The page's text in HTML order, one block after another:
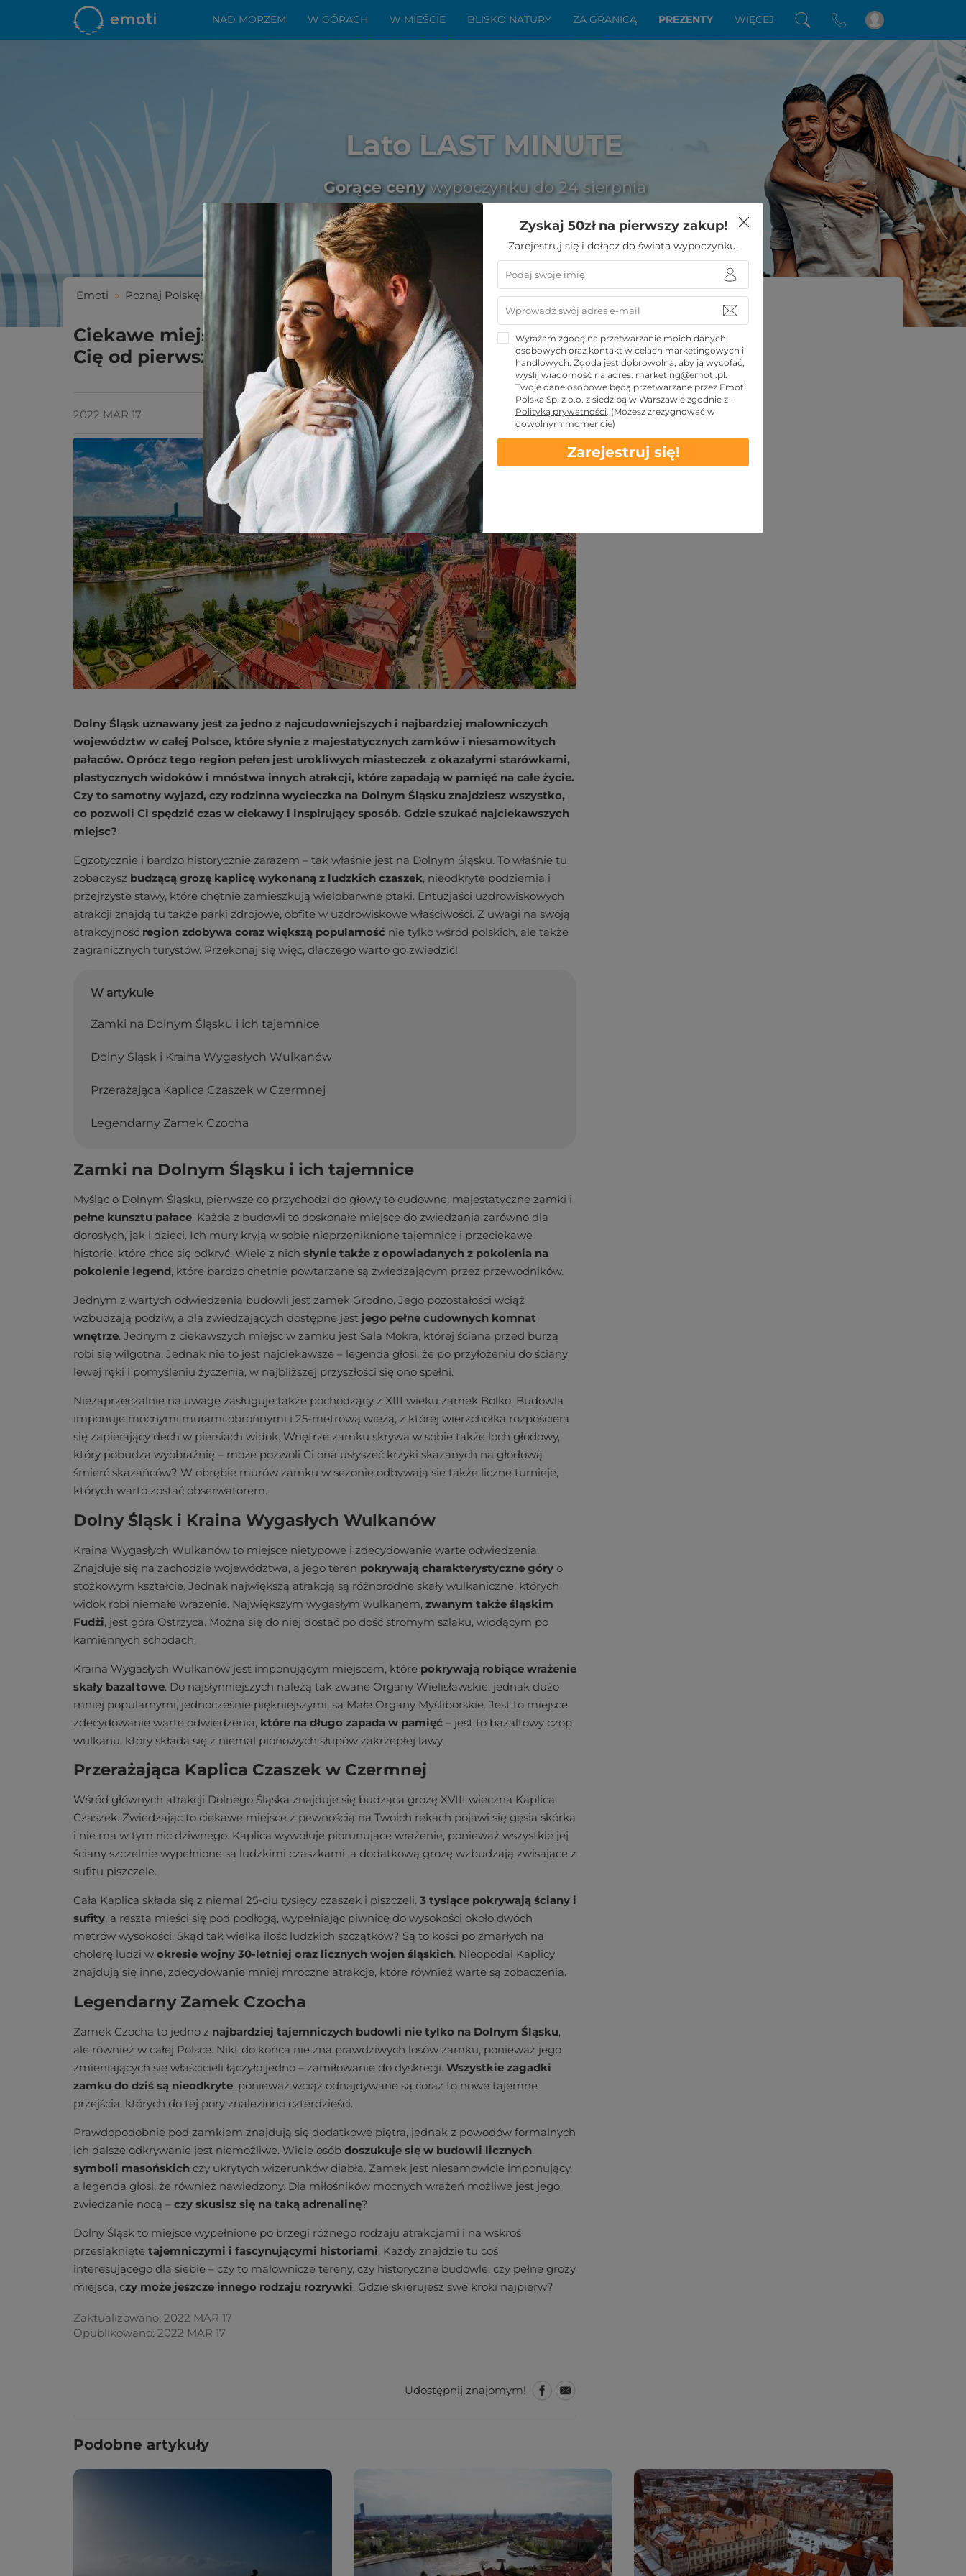
NAD MORZEM W GÓRACH W MIEŚCIE BLISKO NATURY ZA GRANICĄ PREZENTY WIĘCEJ
Lato LAST MINUTE
Gorące cenywypoczynku do 24 sierpnia
Emoti » Poznaj Polskę! Poznaj Dolny Śląsk i jego zachwycające tajemnice
Ciekawe miejsca na Dolnym Śląsku, które zachwycą
Cię od pierwszego wejrzenia
2022 MAR 17 Udostępnij znajomym!
TOP oferty
Dolny Śląsk uznawany jest za jedno z najcudowniejszych i najbardziej malowniczych
województw w całej Polsce, które słynie z majestatycznych zamków i niesamowitych
pałaców. Oprócz tego region pełen jest urokliwych miasteczek z okazałymi starówkami,
plastycznych widoków i mnóstwa innych atrakcji, które zapadają w pamięć na całe życie.
Czy to samotny wyjazd, czy rodzinna wycieczka na Dolnym Śląsku znajdziesz wszystko,
co pozwoli Ci spędzić czas w ciekawy i inspirujący sposób. Gdzie szukać najciekawszych
miejsc?
Egzotycznie i bardzo historycznie zarazem – tak właśnie jest na Dolnym Śląsku. To właśnie tu
zobaczysz budzącą grozę kaplicę wykonaną z ludzkich czaszek, nieodkryte podziemia i
przejrzyste stawy, które chętnie zamieszkują wielobarwne ptaki. Entuzjaści uzdrowiskowych
atrakcji znajdą tu także parki zdrojowe, obfite w uzdrowiskowe właściwości. Z uwagi na swoją
atrakcyjność region zdobywa coraz większą popularność nie tylko wśród polskich, ale także
zagranicznych turystów. Przekonaj się więc, dlaczego warto go zwiedzić!
W artykule
Zamki na Dolnym Śląsku i ich tajemnice
Dolny Śląsk i Kraina Wygasłych Wulkanów
Przerażająca Kaplica Czaszek w Czermnej
Legendarny Zamek Czocha
Zamki na Dolnym Śląsku i ich tajemnice
Myśląc o Dolnym Śląsku, pierwsze co przychodzi do głowy to cudowne, majestatyczne zamki i
pełne kunsztu pałace. Każda z budowli to doskonałe miejsce do zwiedzania zarówno dla
dorosłych, jak i dzieci. Ich mury kryją w sobie nieprzeniknione tajemnice i przeciekawe
historie, które chce się odkryć. Wiele z nich słynie także z opowiadanych z pokolenia na
pokolenie legend, które bardzo chętnie powtarzane są zwiedzającym przez przewodników.
Jednym z wartych odwiedzenia budowli jest zamek Grodno. Jego pozostałości wciąż
wzbudzają podziw, a dla zwiedzających dostępne jest jego pełne cudownych komnat
wnętrze. Jednym z ciekawszych miejsc w zamku jest Sala Mokra, której ściana przed burzą
robi się wilgotna. Jednak nie to jest najciekawsze – legenda głosi, że po przyłożeniu do ściany
lewej ręki i pomyśleniu życzenia, w najbliższej przyszłości się ono spełni.
Niezaprzeczalnie na uwagę zasługuje także pochodzący z XIII wieku zamek Bolko. Budowla
imponuje mocnymi murami obronnymi i 25-metrową wieżą, z której wierzchołka rozpościera
się zapierający dech w piersiach widok. Wnętrze zamku skrywa w sobie także loch głodowy,
który pobudza wyobraźnię – może pozwoli Ci ona usłyszeć krzyki skazanych na głodową
śmierć skazańców? W obrębie murów zamku w sezonie odbywają się także liczne turnieje,
których warto zostać obserwatorem.
Dolny Śląsk i Kraina Wygasłych Wulkanów
Kraina Wygasłych Wulkanów to miejsce nietypowe i zdecydowanie warte odwiedzenia.
Znajduje się na zachodzie województwa, a jego teren pokrywają charakterystyczne góry o
stożkowym kształcie. Jednak największą atrakcją są różnorodne skały wulkaniczne, których
widok robi niemałe wrażenie. Największym wygasłym wulkanem, zwanym także śląskim
Fudżi, jest góra Ostrzyca. Można się do niej dostać po dość stromym szlaku, wiodącym po
kamiennych schodach.
Kraina Wygasłych Wulkanów jest imponującym miejscem, które pokrywają robiące wrażenie
skały bazaltowe. Do najsłynniejszych należą tak zwane Organy Wielisławskie, jednak dużo
mniej popularnymi, jednocześnie piękniejszymi, są Małe Organy Myśliborskie. Jest to miejsce
zdecydowanie warte odwiedzenia, które na długo zapada w pamięć – jest to bazaltowy czop
wulkanu, który składa się z niemal pionowych słupów zakrzepłej lawy.
Przerażająca Kaplica Czaszek w Czermnej
Wśród głównych atrakcji Dolnego Śląska znajduje się budząca grozę XVIII wieczna Kaplica
Czaszek. Zwiedzając to ciekawe miejsce z pewnością na Twoich rękach pojawi się gęsia skórka
i nie ma w tym nic dziwnego. Kaplica wywołuje piorunujące wrażenie, ponieważ wszystkie jej
ściany szczelnie wypełnione są ludzkimi czaszkami, a dodatkową grozę wzbudzają zwisające z
sufitu piszczele.
Cała Kaplica składa się z niemal 25-ciu tysięcy czaszek i piszczeli. 3 tysiące pokrywają ściany i
sufity, a reszta mieści się pod podłogą, wypełniając piwnicę do wysokości około dwóch
metrów wysokości. Skąd tak wielka ilość ludzkich szczątków? Są to kości po zmarłych na
cholerę ludzi w okresie wojny 30-letniej oraz licznych wojen śląskich. Nieopodal Kaplicy
znajdują się inne, zdecydowanie mniej mroczne atrakcje, które również warte są zobaczenia.
Legendarny Zamek Czocha
Zamek Czocha to jedno z najbardziej tajemniczych budowli nie tylko na Dolnym Śląsku,
ale również w całej Polsce. Nikt do końca nie zna prawdziwych losów zamku, ponieważ jego
zmieniających się właścicieli łączyło jedno – zamiłowanie do dyskrecji. Wszystkie zagadki
zamku do dziś są nieodkryte, ponieważ wciąż odnajdywane są coraz to nowe tajemne
przejścia, których do tej pory znaleziono czterdzieści.
Prawdopodobnie pod zamkiem znajdują się dodatkowe piętra, jednak z powodów formalnych
ich dalsze odkrywanie jest niemożliwe. Wiele osób doszukuje się w budowli licznych
symboli masońskich czy ukrytych wizerunków diabła. Zamek jest niesamowicie imponujący,
a legenda głosi, że również nawiedzony. Dla miłośników mocnych wrażeń możliwe jest jego
zwiedzanie nocą – czy skusisz się na taką adrenalinę?
Dolny Śląsk to miejsce wypełnione po brzegi różnego rodzaju atrakcjami i na wskroś
przesiąknięte tajemniczymi i fascynującymi historiami. Każdy znajdzie tu coś
interesującego dla siebie – czy to malownicze tereny, czy historyczne budowle, czy pełne grozy
miejsca, czy może jeszcze innego rodzaju rozrywki. Gdzie skierujesz swe kroki najpierw?
Zaktualizowano: 2022 MAR 17
Opublikowano: 2022 MAR 17
Udostępnij znajomym!
Podobne artykuły
Zyskaj 50zł na pierwszy zakup!
Zarejestruj się i dołącz do świata wypoczynku.
Wyrażam zgodę na przetwarzanie moich danych
osobowych oraz kontakt w celach marketingowych i
handlowych. Zgoda jest dobrowolna, aby ją wycofać,
wyślij wiadomość na adres: marketing@emoti.pl.
Twoje dane osobowe będą przetwarzane przez Emoti
Polska Sp. z o.o. z siedzibą w Warszawie zgodnie z -
Polityką prywatności. (Możesz zrezygnować w
dowolnym momencie)
Zarejestruj się!